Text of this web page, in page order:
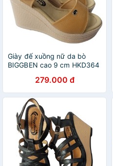
Giày đế xuồng nữ da bò
BIGGBEN cao 9 cm HKD364
279.000 đ